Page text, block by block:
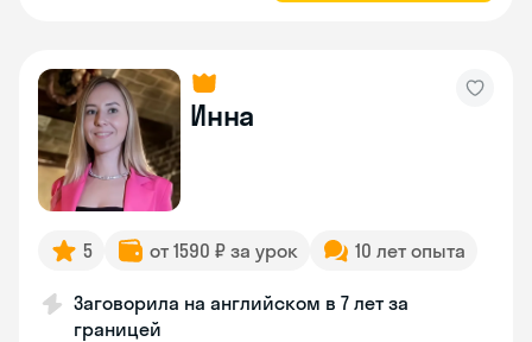
Инна
5 от 1590 ₽ за урок 10 лет опыта
Заговорила на английском в 7 лет за
границей